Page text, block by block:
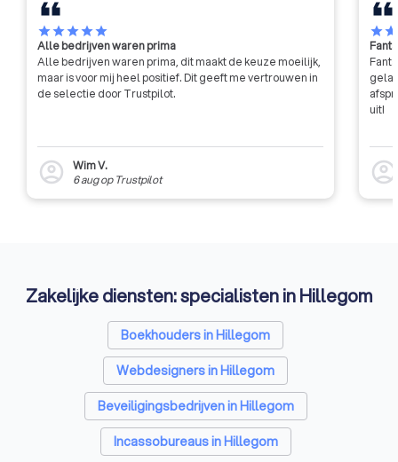
starstarstarstarstar
Alle bedrijven waren prima
Alle bedrijven waren prima, dit maakt de keuze moeilijk,
maar is voor mij heel positief. Dit geeft me vertrouwen in
de selectie door Trustpilot.
account_circle
Wim V.
6 augop Trustpilot
starstar
uit!
account_circle
Zakelijke diensten: specialisten in Hillegom
Boekhouders in Hillegom
Webdesigners in Hillegom
Beveiligingsbedrijven in Hillegom
Incassobureaus in Hillegom